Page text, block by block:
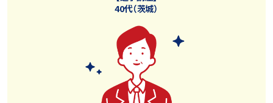
40代（茨城）